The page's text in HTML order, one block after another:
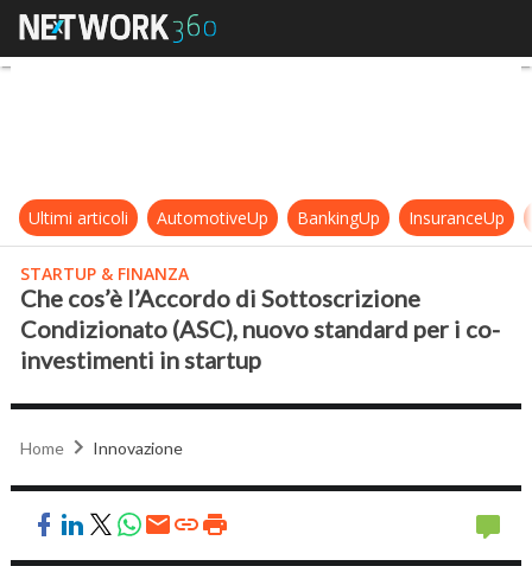
Che cos’è l’Accordo di
Ultimi articoli AutomotiveUp BankingUp InsuranceUp
STARTUP & FINANZA
Che cos’è l’Accordo di Sottoscrizione
Condizionato (ASC), nuovo standard per i co-
investimenti in startup
Home Innovazione